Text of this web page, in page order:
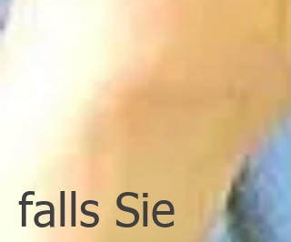
falls Sie